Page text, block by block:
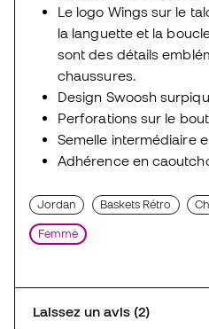
Le logo Wings sur le
la languette et la
sont des détails
chaussures.
Design Swoosh
Perforations sur le
Semelle intermédiaire
Adhérence en
Jordan Baskets Rétro
Femme
Laissez un avis (2)